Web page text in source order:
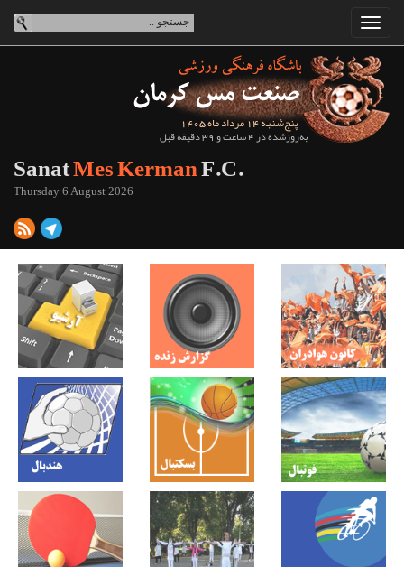
پنج‌شنبه 14 مرداد ماه 1405
به‌روزشده در 4 ساعت و 39 دقیقه قبل
SanatMes KermanF.C.
Thursday 6 August 2026